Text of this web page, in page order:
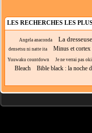
LES RECHERCHES LES
Angela anaconda La
densetsu ni natte ita Minus et cortex
Yuuwaku countdown Je ne verrai pas
Bleach Bible black : la noche